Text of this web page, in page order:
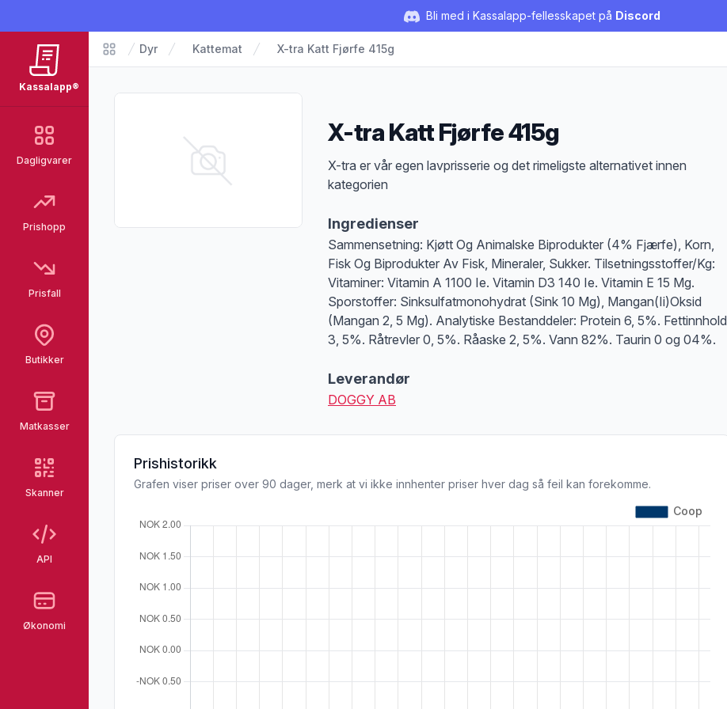
Bli med i Kassalapp-fellesskapet på Discord
Kassalapp®
Dagligvarer
Prishopp
Prisfall
Butikker
Matkasser
Skanner
API
Økonomi
Matvarer
Dyr Kattemat X-tra Katt Fjørfe 415g
X-tra Katt Fjørfe 415g
Produktbeskrivelse
X-tra er vår egen lavprisserie og det rimeligste alternativet innen
kategorien
Ingredienser
Sammensetning: Kjøtt Og Animalske Biprodukter (4% Fjærfe), Korn,
Fisk Og Biprodukter Av Fisk, Mineraler, Sukker. Tilsetningsstoffer/Kg:
Vitaminer: Vitamin A 1100 Ie. Vitamin D3 140 Ie. Vitamin E 15 Mg.
Sporstoffer: Sinksulfatmonohydrat (Sink 10 Mg), Mangan(Ii)Oksid
(Mangan 2, 5 Mg). Analytiske Bestanddeler: Protein 6, 5%. Fettinnhold
3, 5%. Råtrevler 0, 5%. Råaske 2, 5%. Vann 82%. Taurin 0 og 04%.
Leverandør
DOGGY AB
Prishistorikk
Grafen viser priser over 90 dager, merk at vi ikke innhenter priser hver dag så feil kan forekomme.